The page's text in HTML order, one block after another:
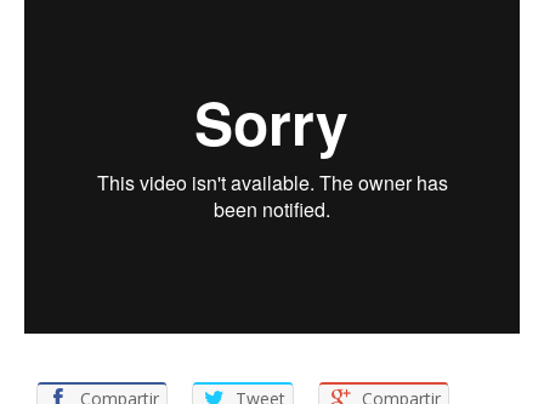
Compartir Tweet Compartir